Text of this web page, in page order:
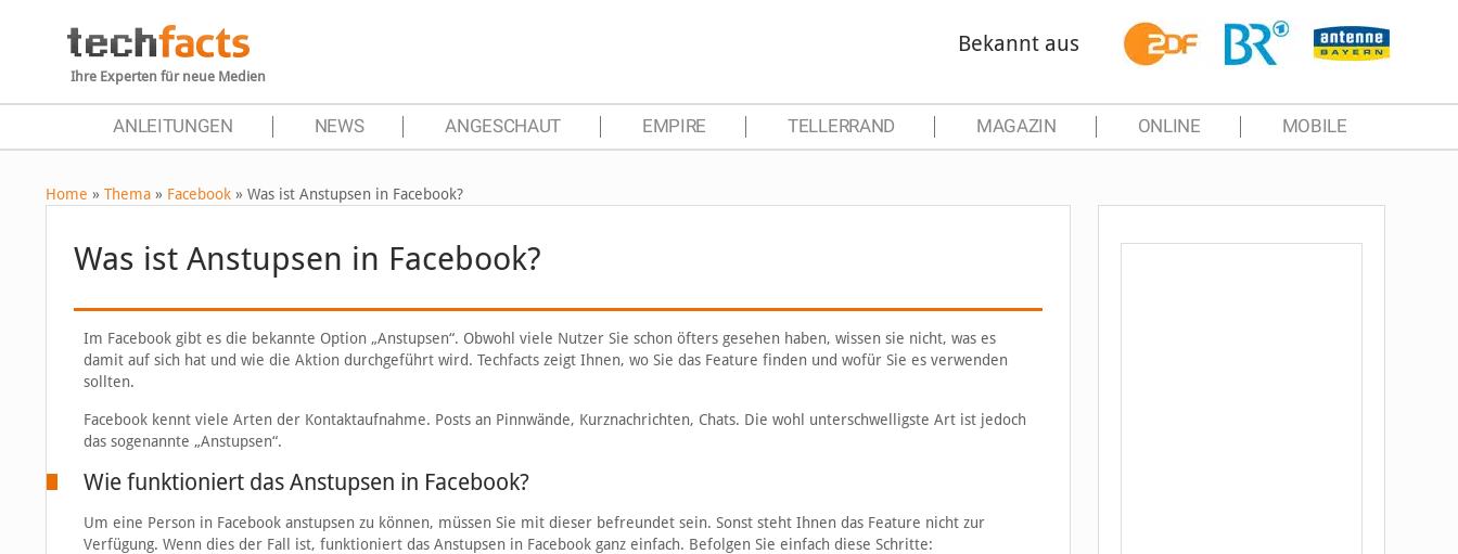
Ihre Experten für neue Medien
Bekannt aus
ANLEITUNGEN NEWS ANGESCHAUT EMPIRE TELLERRAND MAGAZIN ONLINE MOBILE
Home » Thema » Facebook » Was ist Anstupsen in Facebook?
Was ist Anstupsen in Facebook?
Im Facebook gibt es die bekannte Option „Anstupsen“. Obwohl viele Nutzer Sie schon öfters gesehen haben, wissen sie nicht, was es
damit auf sich hat und wie die Aktion durchgeführt wird. Techfacts zeigt Ihnen, wo Sie das Feature finden und wofür Sie es verwenden
sollten.
Facebook kennt viele Arten der Kontaktaufnahme. Posts an Pinnwände, Kurznachrichten, Chats. Die wohl unterschwelligste Art ist jedoch
das sogenannte „Anstupsen“.
Wie funktioniert das Anstupsen in Facebook?
Um eine Person in Facebook anstupsen zu können, müssen Sie mit dieser befreundet sein. Sonst steht Ihnen das Feature nicht zur
Verfügung. Wenn dies der Fall ist, funktioniert das Anstupsen in Facebook ganz einfach. Befolgen Sie einfach diese Schritte: